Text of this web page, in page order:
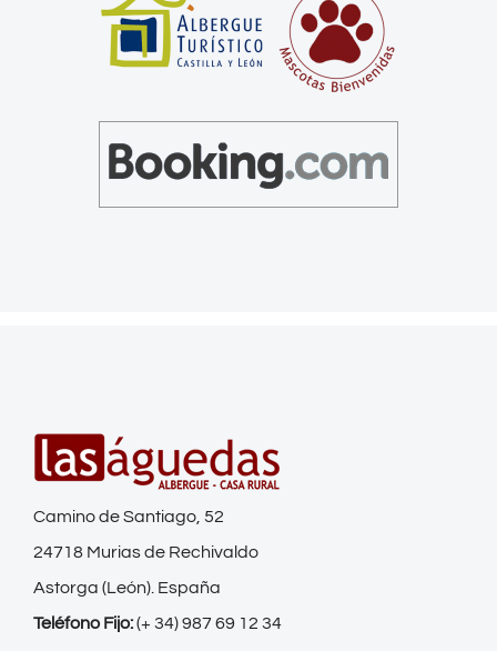
Camino de Santiago, 52
24718 Murias de Rechivaldo
Astorga (León). España
Teléfono Fijo:(+ 34) 987 69 12 34